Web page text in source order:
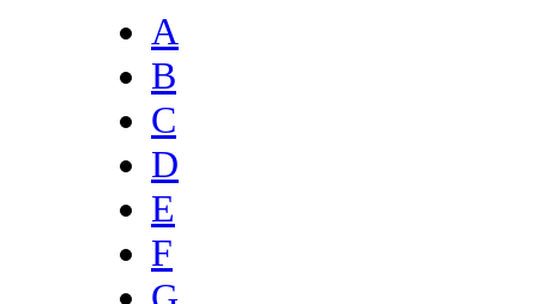
A
B
C
D
E
F